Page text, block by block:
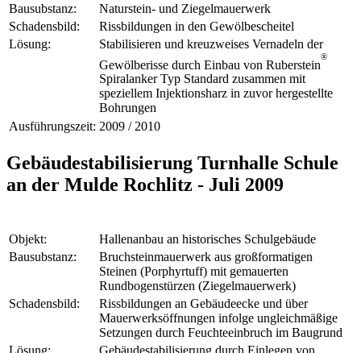
Bausubstanz:
Naturstein- und Ziegelmauerwerk
Schadensbild:
Rissbildungen in den Gewölbescheitel
Lösung:
Stabilisieren und kreuzweises Vernadeln der
Gewölberisse durch Einbau von Ruberstein
®
Spiralanker Typ Standard zusammen mit
speziellem Injektionsharz in zuvor hergestellte
Bohrungen
Ausführungszeit: 2009 / 2010
Gebäudestabilisierung Turnhalle Schule
an der Mulde Rochlitz - Juli 2009
Objekt:
Hallenanbau an historisches Schulgebäude
Bausubstanz:
Bruchsteinmauerwerk aus großformatigen
Steinen (Porphyrtuff) mit gemauerten
Rundbogenstürzen (Ziegelmauerwerk)
Schadensbild:
Rissbildungen an Gebäudeecke und über
Mauerwerksöffnungen infolge ungleichmäßige
Setzungen durch Feuchteeinbruch im Baugrund
Lösung:
Gebäudestabilisierung durch Einlegen von